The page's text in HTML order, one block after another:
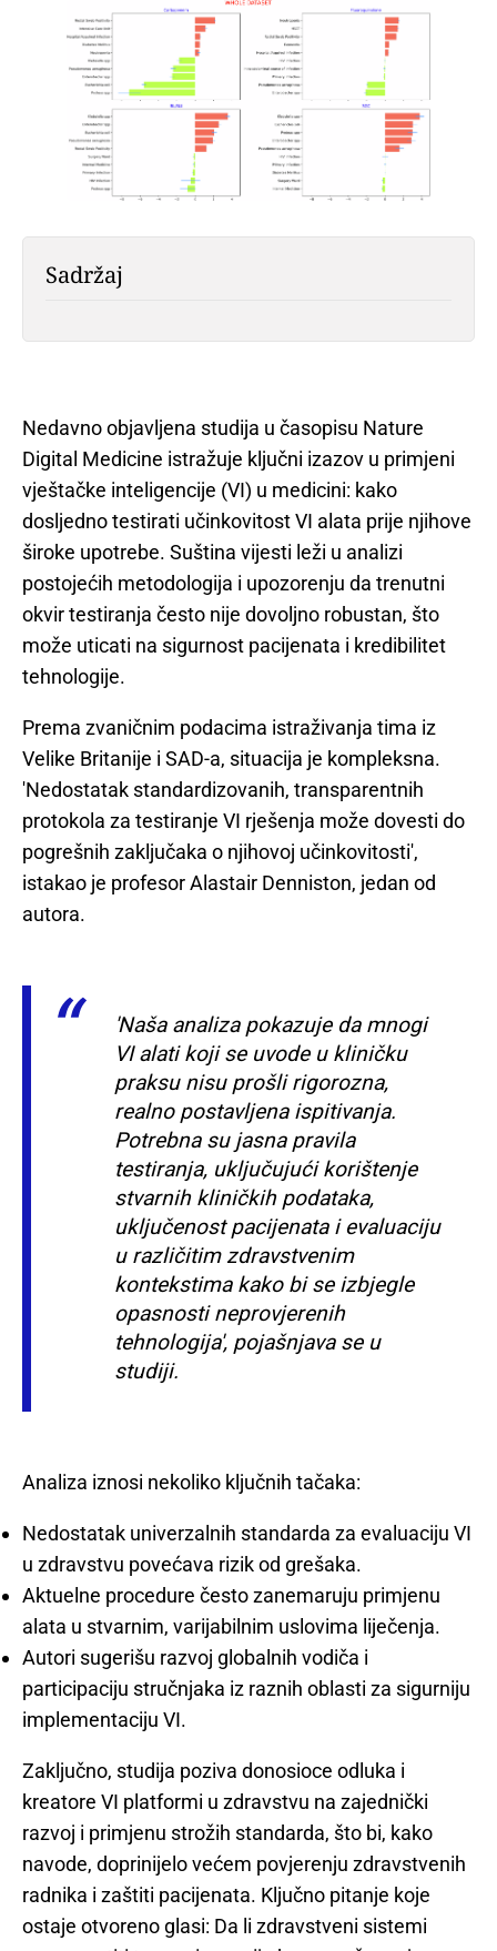
Sadržaj
Nedavno objavljena studija u časopisu Nature
Digital Medicine istražuje ključni izazov u primjeni
vještačke inteligencije (VI) u medicini: kako
dosljedno testirati učinkovitost VI alata prije njihove
široke upotrebe. Suština vijesti leži u analizi
postojećih metodologija i upozorenju da trenutni
okvir testiranja često nije dovoljno robustan, što
može uticati na sigurnost pacijenata i kredibilitet
tehnologije.
Prema zvaničnim podacima istraživanja tima iz
Velike Britanije i SAD-a, situacija je kompleksna.
'Nedostatak standardizovanih, transparentnih
protokola za testiranje VI rješenja može dovesti do
pogrešnih zaključaka o njihovoj učinkovitosti',
istakao je profesor Alastair Denniston, jedan od
autora.
'Naša analiza pokazuje da mnogi
VI alati koji se uvode u kliničku
praksu nisu prošli rigorozna,
realno postavljena ispitivanja.
Potrebna su jasna pravila
testiranja, uključujući korištenje
stvarnih kliničkih podataka,
uključenost pacijenata i evaluaciju
u različitim zdravstvenim
kontekstima kako bi se izbjegle
opasnosti neprovjerenih
tehnologija', pojašnjava se u
studiji.
Analiza iznosi nekoliko ključnih tačaka:
Nedostatak univerzalnih standarda za evaluaciju VI
u zdravstvu povećava rizik od grešaka.
Aktuelne procedure često zanemaruju primjenu
alata u stvarnim, varijabilnim uslovima liječenja.
Autori sugerišu razvoj globalnih vodiča i
participaciju stručnjaka iz raznih oblasti za sigurniju
implementaciju VI.
Zaključno, studija poziva donosioce odluka i
kreatore VI platformi u zdravstvu na zajednički
razvoj i primjenu strožih standarda, što bi, kako
navode, doprinijelo većem povjerenju zdravstvenih
radnika i zaštiti pacijenata. Ključno pitanje koje
ostaje otvoreno glasi: Da li zdravstveni sistemi